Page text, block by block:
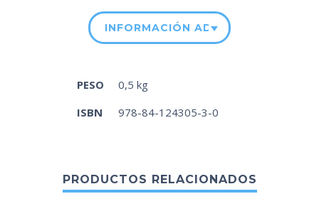
INFORMACIÓN ADICIONAL
PESO
0,5 kg
ISBN
978-84-124305-3-0
PRODUCTOS RELACIONADOS